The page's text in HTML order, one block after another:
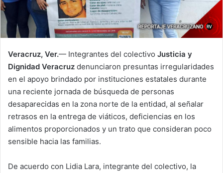
Veracruz, Ver.— Integrantes del colectivo Justicia y
Dignidad Veracruz denunciaron presuntas irregularidades
en el apoyo brindado por instituciones estatales durante
una reciente jornada de búsqueda de personas
desaparecidas en la zona norte de la entidad, al señalar
retrasos en la entrega de viáticos, deficiencias en los
alimentos proporcionados y un trato que consideran poco
sensible hacia las familias.
De acuerdo con Lidia Lara, integrante del colectivo, la